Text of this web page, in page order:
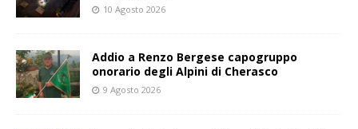
10 Agosto 2026
Addio a Renzo Bergese capogruppo
onorario degli Alpini di Cherasco
9 Agosto 2026